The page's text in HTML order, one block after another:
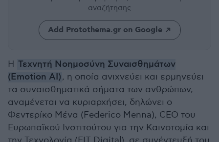
αναζήτησης
Add Protothema.gr on Google
Η Τεχνητή Νοημοσύνη Συναισθημάτων
(Emotion AI), η οποία ανιχνεύει και ερμηνεύει
τα συναισθηματικά σήματα των ανθρώπων,
αναμένεται να κυριαρχήσει, δηλώνει ο
Φεντερίκο Μένα (Federico Menna), CEO του
Ευρωπαϊκού Ινστιτούτου για την Καινοτομία και